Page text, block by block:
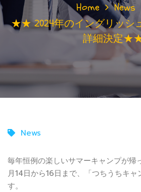
Home
News
★★ 2024年のイングリッシ
詳細決定
News
毎年恒例の楽しいサマーキャンプが帰
月14日から16日まで、「つちうちキャ
す。